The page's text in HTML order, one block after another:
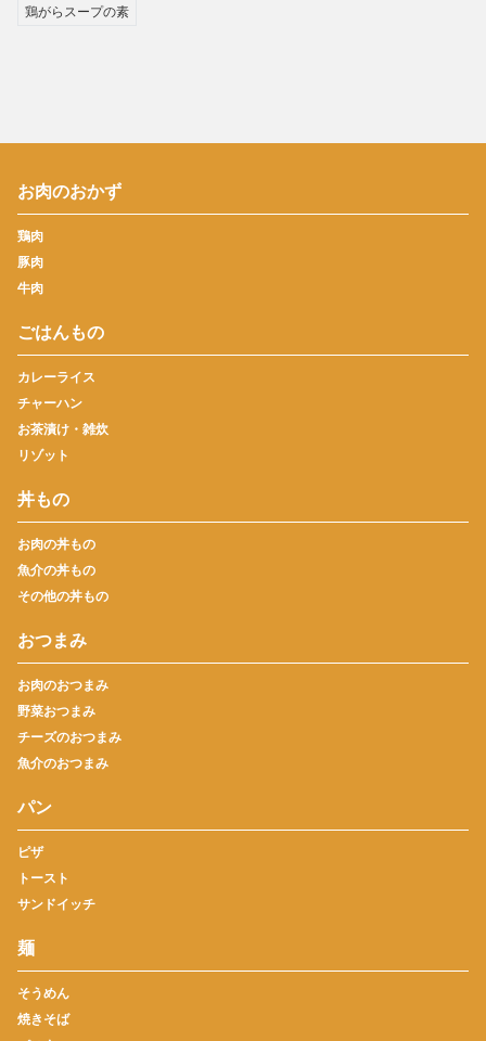
鶏がらスープの素
お肉のおかず
鶏肉
豚肉
牛肉
ごはんもの
カレーライス
チャーハン
お茶漬け・雑炊
リゾット
丼もの
お肉の丼もの
魚介の丼もの
その他の丼もの
おつまみ
お肉のおつまみ
野菜おつまみ
チーズのおつまみ
魚介のおつまみ
パン
ピザ
トースト
サンドイッチ
麺
そうめん
焼きそば